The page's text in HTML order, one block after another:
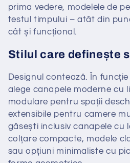
prima vedere, modelele de
testul timpului – atât din
cât și funcțional.
Stilul care definește
Designul contează. În
alege canapele moderne cu
modulare pentru spații
extensibile pentru camere
găsești inclusiv canapele cu
colțare compacte, modele
sau opțiuni minimaliste cu